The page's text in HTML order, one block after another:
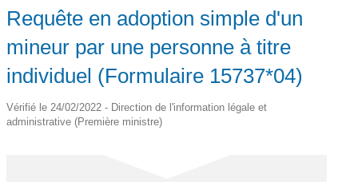
Requête en adoption simple d'un
mineur par une personne à titre
individuel (Formulaire 15737*04)
Vérifié le 24/02/2022 - Direction de l'information légale et
administrative (Première ministre)